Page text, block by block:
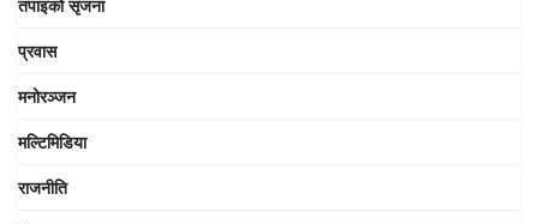
तपाइको सृजना
प्रवास
मनोरञ्जन
मल्टिमिडिया
राजनीति